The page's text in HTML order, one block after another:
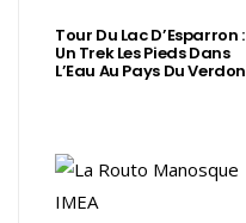
Tour Du Lac D’Esparron :
Un Trek Les Pieds Dans
L’Eau Au Pays Du Verdon